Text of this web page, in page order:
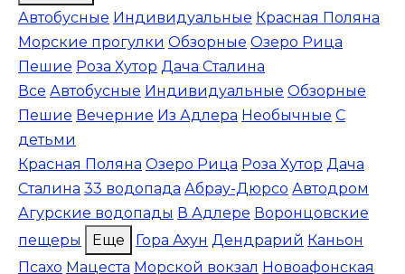
Автобусные Индивидуальные Красная Поляна
Морские прогулки Обзорные Озеро Рица
Пешие Роза Хутор Дача Сталина
Все Автобусные Индивидуальные Обзорные
Пешие Вечерние Из Адлера Необычные С
детьми
Красная Поляна Озеро Рица Роза Хутор Дача
Сталина 33 водопада Абрау-Дюрсо Автодром
Агурские водопады В Адлере Воронцовские
пещеры
Еще Гора Ахун Дендрарий Каньон
Псахо Мацеста Морской вокзал Новоафонская